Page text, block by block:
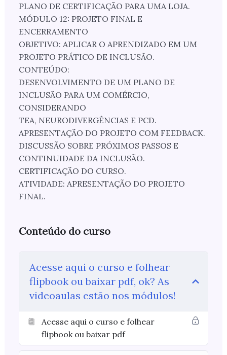
PLANO DE CERTIFICAÇÃO PARA UMA LOJA.
MÓDULO 12: PROJETO FINAL E
ENCERRAMENTO
OBJETIVO: APLICAR O APRENDIZADO EM UM
PROJETO PRÁTICO DE INCLUSÃO.
CONTEÚDO:
DESENVOLVIMENTO DE UM PLANO DE
INCLUSÃO PARA UM COMÉRCIO,
CONSIDERANDO
TEA, NEURODIVERGÊNCIAS E PCD.
APRESENTAÇÃO DO PROJETO COM FEEDBACK.
DISCUSSÃO SOBRE PRÓXIMOS PASSOS E
CONTINUIDADE DA INCLUSÃO.
CERTIFICAÇÃO DO CURSO.
ATIVIDADE: APRESENTAÇÃO DO PROJETO
FINAL.
Conteúdo do curso
Acesse aqui o curso e folhear
flipbook ou baixar pdf, ok? As
videoaulas estão nos módulos!
Acesse aqui o curso e folhear
flipbook ou baixar pdf